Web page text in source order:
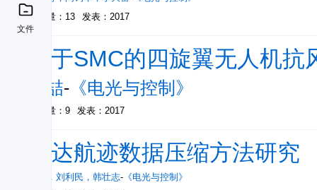
文件
被引量：13
发表：2017
基于SMC的四旋翼无人机抗
许喆- 《电光与控制》
被引量：9 发表：2017
雷达航迹数据压缩方法研究
， 刘利民 ， 韩壮志- 《电光与控制》